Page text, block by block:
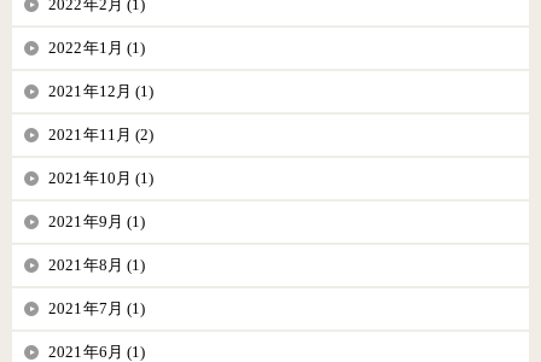
2022年2月 (1)
2022年1月 (1)
2021年12月 (1)
2021年11月 (2)
2021年10月 (1)
2021年9月 (1)
2021年8月 (1)
2021年7月 (1)
2021年6月 (1)